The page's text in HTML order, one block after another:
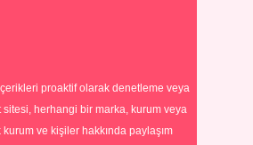
proaktif olarak denetleme veya
sitesi, herhangi bir marka, kurum veya
ve kişiler hakkında paylaşım